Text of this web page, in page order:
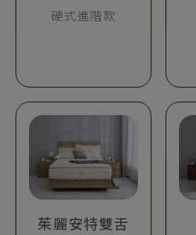
硬式進階款
茱麗安特雙舌